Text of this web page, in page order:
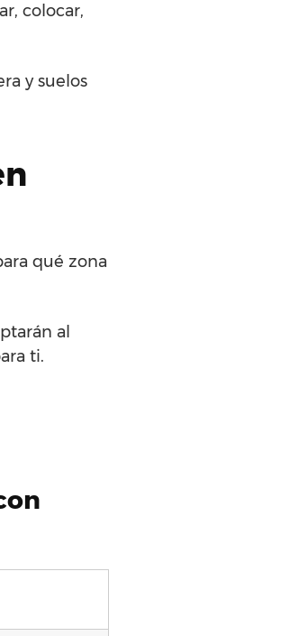
colocar,
y suelos
qué zona
al
ti.